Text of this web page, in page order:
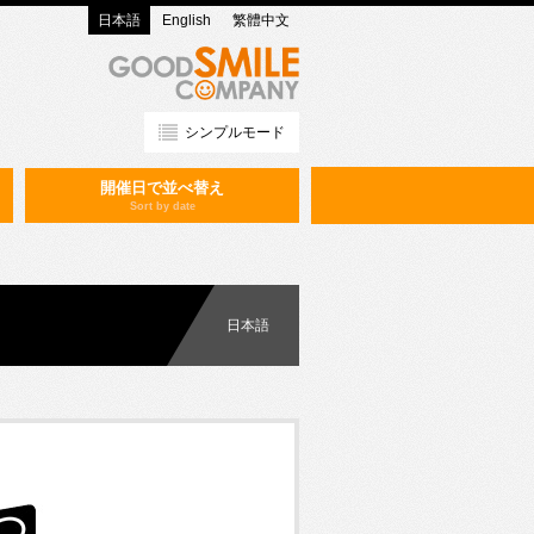
日本語 English 繁體中文
シンプルモード
開催日で並べ替え
Sort by date
日本語